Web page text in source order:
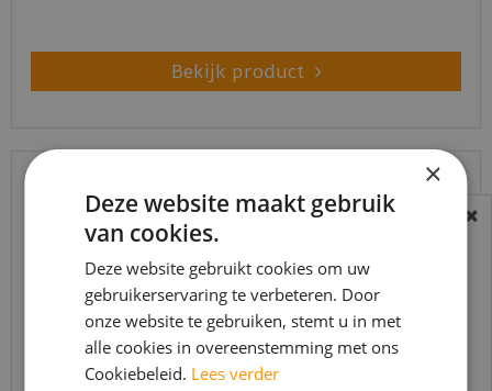
Bekijk product
BEREIKBAARHEID
In verband met de vakantie periode zijn wij
t/m 14 augustus telefonisch helaas niet
bereikbaar.
Bestelling worden uiteraard verwerkt
echter iets minder snel dan wat je van ons
×
Deze website maakt gebruik
van cookies.
Deze website gebruikt cookies om uw
gebruikerservaring te verbeteren. Door
onze website te gebruiken, stemt u in met
alle cookies in overeenstemming met ons
Cookiebeleid. Lees verder